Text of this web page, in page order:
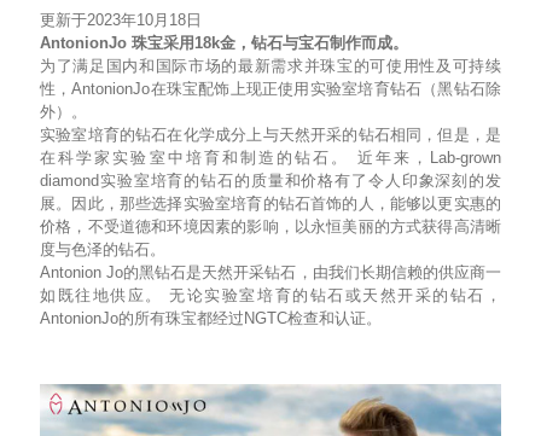
更新于2023年10月18日
AntonionJo 珠宝采用18k金，钻石与宝石制作而成。
为了满足国内和国际市场的最新需求并珠宝的可使用性及可持续
性，AntonionJo在珠宝配饰上现正使用实验室培育钻石（黑钻石除
外）。
实验室培育的钻石在化学成分上与天然开采的钻石相同，但是，是
在科学家实验室中培育和制造的钻石。 近年来，Lab-grown
diamond实验室培育的钻石的质量和价格有了令人印象深刻的发
展。因此，那些选择实验室培育的钻石首饰的人，能够以更实惠的
价格，不受道德和环境因素的影响，以永恒美丽的方式获得高清晰
度与色泽的钻石。
Antonion Jo的黑钻石是天然开采钻石，由我们长期信赖的供应商一
如既往地供应。 无论实验室培育的钻石或天然开采的钻石，
AntonionJo的所有珠宝都经过NGTC检查和认证。